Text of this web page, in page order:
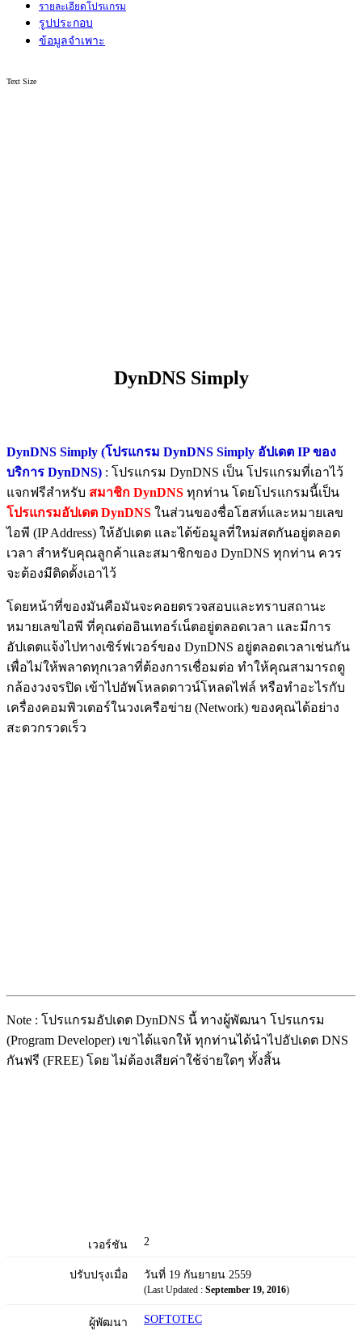
รายละเอียดโปรแกรม
รูปประกอบ
ข้อมูลจำเพาะ
Text Size
DynDNS Simply
DynDNS Simply (โปรแกรม DynDNS Simply อัปเดต IP ของ
บริการ DynDNS) : โปรแกรม DynDNS เป็น โปรแกรมที่เอาไว้
แจกฟรีสำหรับ สมาชิก DynDNS ทุกท่าน โดยโปรแกรมนี้เป็น
โปรแกรมอัปเดต DynDNS ในส่วนของชื่อโฮสท์และหมายเลข
ไอพี (IP Address) ให้อัปเดต และได้ข้อมูลที่ใหม่สดกันอยู่ตลอด
เวลา สำหรับคุณลูกค้าและสมาชิกของ DynDNS ทุกท่าน ควร
จะต้องมีติดตั้งเอาไว้
โดยหน้าที่ของมันคือมันจะคอยตรวจสอบและทราบสถานะ
หมายเลขไอพี ที่คุณต่ออินเทอร์เน็ตอยู่ตลอดเวลา และมีการ
อัปเดตแจ้งไปทางเซิร์ฟเวอร์ของ DynDNS อยู่ตลอดเวลาเช่นกัน
เพื่อไม่ให้พลาดทุกเวลาที่ต้องการเชื่อมต่อ ทำให้คุณสามารถดู
กล้องวงจรปิด เข้าไปอัพโหลดดาวน์โหลดไฟล์ หรือทำอะไรกับ
เครื่องคอมพิวเตอร์ในวงเครือข่าย (Network) ของคุณได้อย่าง
สะดวกรวดเร็ว
Note : โปรแกรมอัปเดต DynDNS นี้ ทางผู้พัฒนา โปรแกรม
(Program Developer) เขาได้แจกให้ ทุกท่านได้นำไปอัปเดต DNS
กันฟรี (FREE) โดย ไม่ต้องเสียค่าใช้จ่ายใดๆ ทั้งสิ้น
เวอร์ชัน 2
ปรับปรุงเมื่อ วันที่ 19 กันยายน 2559
(Last Updated : September 19, 2016)
ผู้พัฒนา SOFTOTEC